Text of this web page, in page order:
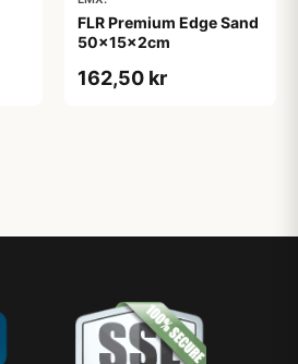
FLR Premium Edge Sand
50x15x2cm
162,50 kr